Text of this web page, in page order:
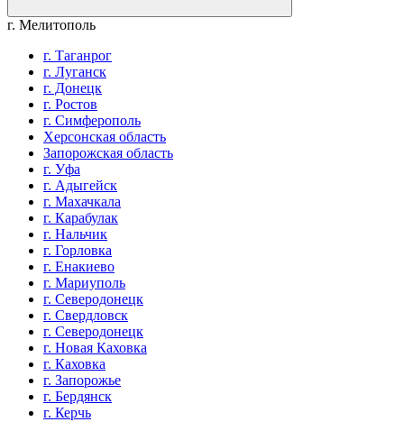
г. Мелитополь
г. Таганрог
г. Луганск
г. Донецк
г. Ростов
г. Симферополь
Херсонская область
Запорожская область
г. Уфа
г. Адыгейск
г. Махачкала
г. Карабулак
г. Нальчик
г. Горловка
г. Енакиево
г. Мариуполь
г. Северодонецк
г. Свердловск
г. Северодонецк
г. Новая Каховка
г. Каховка
г. Запорожье
г. Бердянск
г. Керчь